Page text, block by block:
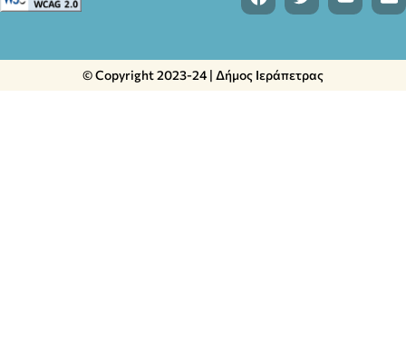
© Copyright 2023-24 | Δήμος Ιεράπετρας